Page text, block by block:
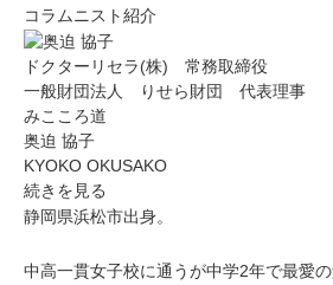
コラムニスト紹介
ドクターリセラ(株) 常務取締役
一般財団法人 りせら財団 代表理事
みこころ道
奥迫 協子
KYOKO OKUSAKO
続きを見る
静岡県浜松市出身。
中高一貫女子校に通うが中学2年で最愛